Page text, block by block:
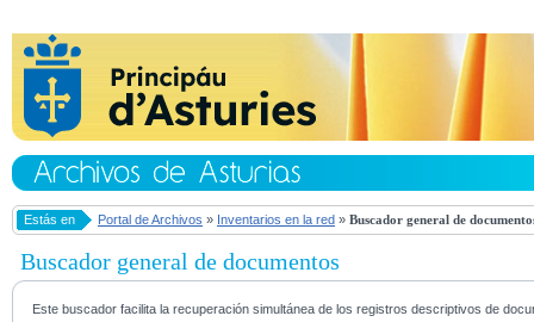
Estás en Portal de Archivos » Inventarios en la red » Buscador general de
Buscador general de documentos
Este buscador facilita la recuperación simultánea de los registros descriptivos de